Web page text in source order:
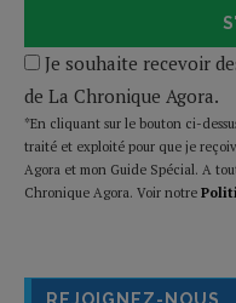
Je souhaite recevoir
de La Chronique Agora.
*En cliquant sur le bouton ci-
traité et exploité pour que je
Agora et mon Guide Spécial. A
Chronique Agora. Voir notre